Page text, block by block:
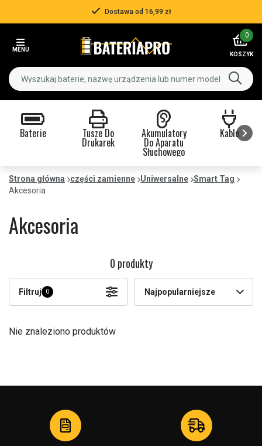
Dostawa od 16,99 zł
MENU
0
KOSZYK
Baterie Tusze Do
Drukarek
Akumulatory
Do Aparatu
Słuchowego
Kable
Strona główna części zamienne Uniwersalne Smart Tag
Akcesoria
Akcesoria
0 produkty
Filtruj 0 Najpopularniejsze
Nie znaleziono produktów